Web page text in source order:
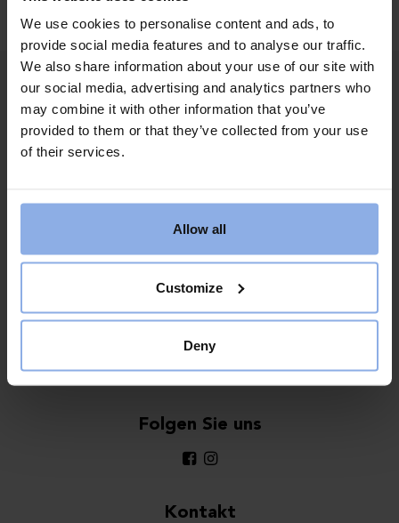
We use cookies to personalise content and ads, to
provide social media features and to analyse our traffic.
We also share information about your use of our site with
our social media, advertising and analytics partners who
may combine it with other information that you’ve
provided to them or that they’ve collected from your use
of their services.
Allow all
Customize
Deny
Über Saltvik
Nachhaltigkeit
Buchungsinformationen
Buchungsbedingungen
Folgen Sie uns
Kontakt